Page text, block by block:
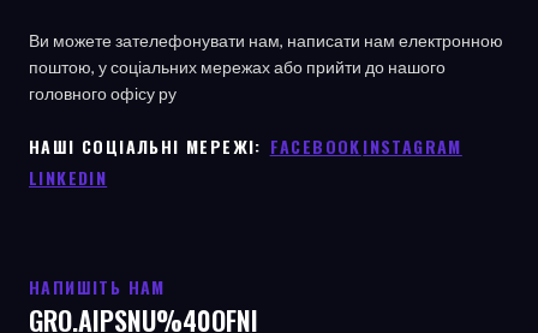
Ви можете зателефонувати нам, написати нам електронною
поштою, у соціальних мережах або прийти до нашого
головного офісу ру
НАШІ СОЦІАЛЬНІ МЕРЕЖІ: ㅤ FACEBOOKINSTAGRAM
LINKEDIN
НАПИШІТЬ НАМ
GRO.AIPSNU%40OFNI